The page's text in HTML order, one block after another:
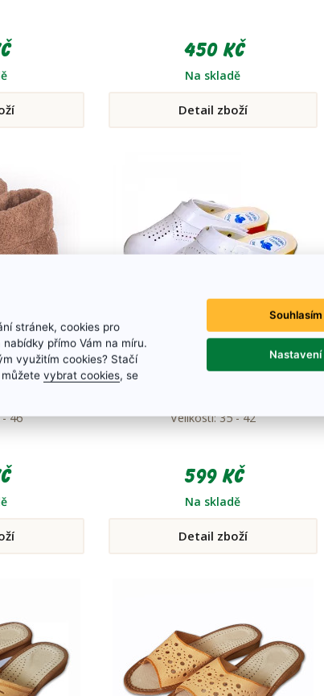
450 Kč
Na skladě
Detail zboží
-
46
Dámské bílé ortopedické
Velikosti: 35 - 42
599 Kč
Na skladě
Detail zboží
stránek, cookies pro
přímo Vám na míru.
využitím cookies? Stačí
můžete vybrat cookies, se
Souhlasím
Nastavení